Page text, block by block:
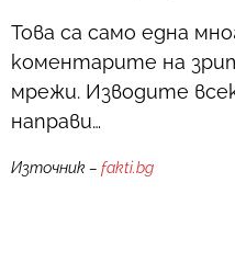
Това са само една
коментарите на
мрежи. Изводите
направи…
Източник – fakti.bg